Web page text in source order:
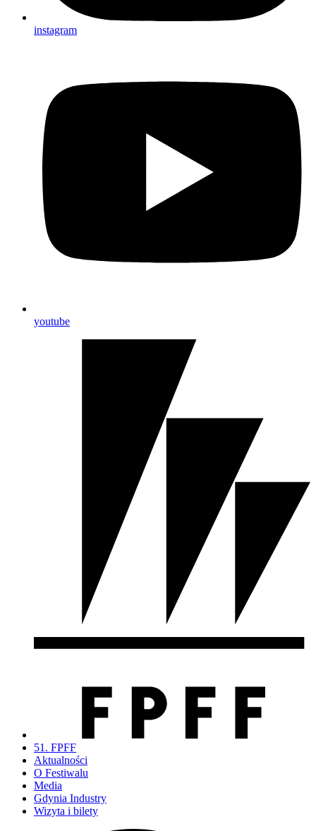
instagram
youtube
51. FPFF
Aktualności
O Festiwalu
Media
Gdynia Industry
Wizyta i bilety